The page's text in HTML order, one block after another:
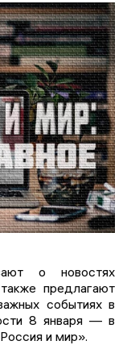
о новостях
предлагают
событиях в
8 января — в
и мир».